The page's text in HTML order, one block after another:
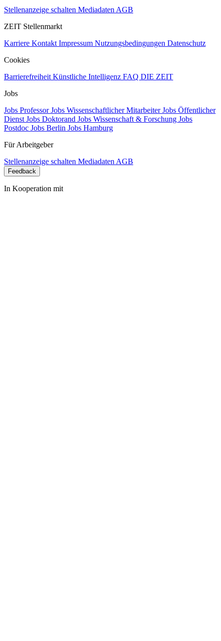
Stellenanzeige schalten Mediadaten AGB
ZEIT Stellenmarkt
Karriere Kontakt Impressum Nutzungsbedingungen Datenschutz
Cookies
Barrierefreiheit Künstliche Intelligenz FAQ DIE ZEIT
Jobs
Jobs ProfessorJobs Wissenschaftlicher MitarbeiterJobs Öffentlicher
Dienst Jobs Doktorand Jobs Wissenschaft & Forschung Jobs
Postdoc Jobs Berlin Jobs Hamburg
Für Arbeitgeber
Stellenanzeige schalten Mediadaten AGB
Feedback
In Kooperation mit